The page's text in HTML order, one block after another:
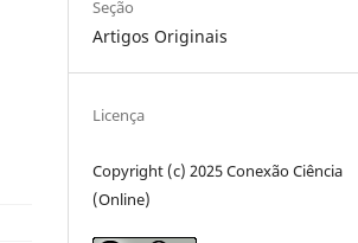
Seção
Artigos Originais
Licença
Copyright (c) 2025 Conexão Ciência
(Online)